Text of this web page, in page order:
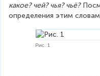
какое? чей? чья? чьё?
определения этим
Рис. 1